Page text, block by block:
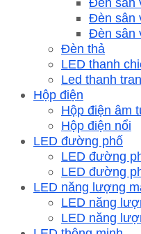
Đèn sân
Đèn sân
Đèn thả
LED thanh
Led thanh
Hộp điện
Hộp điện âm
Hộp điện nổi
LED đường phố
LED đường
LED đường
LED năng lượng
LED năng
LED năng